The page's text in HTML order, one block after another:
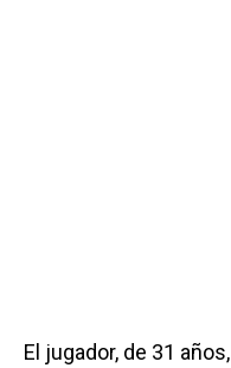
El jugador, de 31